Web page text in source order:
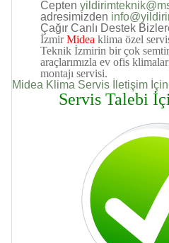
Cepten
adresimizden
Çağır Canlı Destek
İzmirMidea klima özel
Teknik İzmirin bir çok
araçlarımızla ev ofis
montajı servisi.
Midea Klima Servis İletişim
Servis Talebi